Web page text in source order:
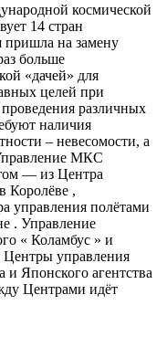
космической
14 стран
пришла на замену
больше
«дачей» для
целей при
различных
наличия
– невесомости, а
МКС
— из Центра
Королёве ,
управления полётами
. Управление
« Коламбус » и
управления
и Японского агентства
Центрами идёт